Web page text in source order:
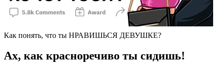
Как понять, что ты НРАВИШЬСЯ ДЕВУШКЕ?
Ах, как красноречиво ты сидишь!